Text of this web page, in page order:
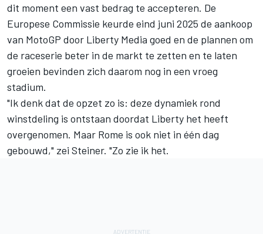
dit moment een vast bedrag te accepteren. De
Europese Commissie keurde eind juni 2025 de aankoop
van MotoGP door Liberty Media goed en de plannen om
de raceserie beter in de markt te zetten en te laten
groeien bevinden zich daarom nog in een vroeg
stadium.
"Ik denk dat de opzet zo is: deze dynamiek rond
winstdeling is ontstaan doordat Liberty het heeft
overgenomen. Maar Rome is ook niet in één dag
gebouwd," zei Steiner. "Zo zie ik het.